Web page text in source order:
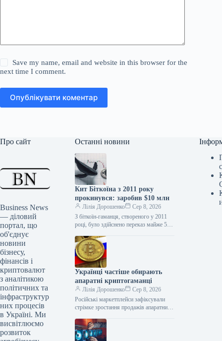
Save my name, email and website in this browser for the
next time I comment.
Опублікувати коментар
Про сайт
Business News
— діловий
портал, що
об'єднує
новини
бізнесу,
фінансів і
криптовалют
з аналітикою
політичних та
інфраструктур
них процесів
в Україні. Ми
висвітлюємо
розвиток
Останні новини
Кит Біткоїна з 2011 року
прокинувся: заробив $10 млн
Лілія Дорошенко
Сер 8, 2026
З біткоїн-гаманця, створеного у 2011
році, було здійснено переказ майже 50
млн, на що звернули…
Українці частіше обирають
апаратні криптогаманці
Лілія Дорошенко
Сер 8, 2026
Російські маркетплейси зафіксували
стрімке зростання продажів апаратних
платформі «М.Відео» кількість
проданих пристроїв збільшилася на
107%…